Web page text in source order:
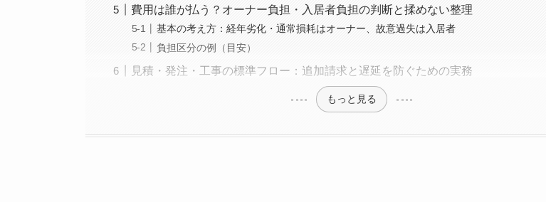
費用は誰が払う？オーナー負担・入居者負担の判断と揉めない整理
基本の考え方：経年劣化・通常損耗はオーナー、故意過失は入居者
負担区分の例（目安）
見積・発注・工事の標準フロー：追加請求と遅延を防ぐための実務
もっと見る